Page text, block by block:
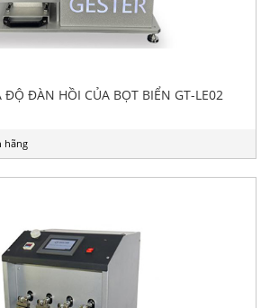
ĐỘ ĐÀN HỒI CỦA BỌT BIỂN GT-LE02
hãng